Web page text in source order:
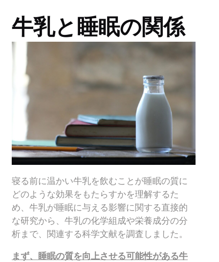
牛乳と睡眠の関係
寝る前に温かい牛乳を飲むことが睡眠の質に
どのような効果をもたらすかを理解するた
め、牛乳が睡眠に与える影響に関する直接的
な研究から、牛乳の化学組成や栄養成分の分
析まで、関連する科学文献を調査しました。
まず、睡眠の質を向上させる可能性がある牛